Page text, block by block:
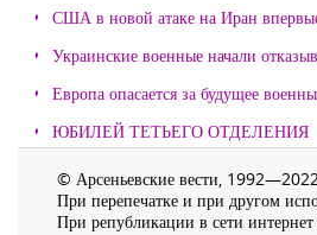
США в новой атаке на Иран
Украинские военные начали
Европа опасается за будущее
ЮБИЛЕЙ ТЕТЬЕГО ОТДЕЛЕНИЯ
© Арсеньевские вести,
При перепечатке и при другом
При републикации в сети